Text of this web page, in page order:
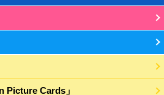
Picture Cards」